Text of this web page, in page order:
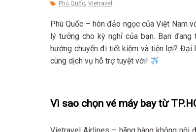
Phú Quốc, Vietravel
Phú Quốc – hòn đảo ngọc của Việt Nam
lý tưởng cho kỳ nghỉ của bạn. Bạn
hưởng chuyến đi tiết kiệm và tiện lợi? Đại
cùng dịch vụ hỗ trợ tuyệt vời!
Vì sao chọn vé máy bay từ